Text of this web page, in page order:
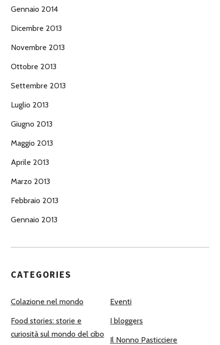
Gennaio 2014
Dicembre 2013
Novembre 2013
Ottobre 2013
Settembre 2013
Luglio 2013
Giugno 2013
Maggio 2013
Aprile 2013
Marzo 2013
Febbraio 2013
Gennaio 2013
CATEGORIES
Colazione nel mondo Eventi
Food stories: storie e
curiosità sul mondo del cibo
I bloggers
Il Nonno Pasticciere